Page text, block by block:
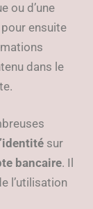
ou d’une
ensuite
dans le
’identité sur
bancaire. Il
l’utilisation